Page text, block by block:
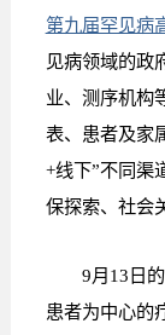
第九届罕见病
见病领域的政
业、测序机构
表、患者及家
+线下”不同渠
保探索、社会
9月13日
患者为中心的